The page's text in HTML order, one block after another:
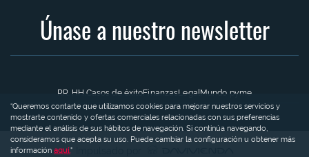
Únase a nuestro newsletter
RR. HH. Casos de éxitoFinanzasLegalMundo pyme
“Queremos contarte que utilizamos cookies para mejorar nuestros servicios y
mostrarte contenido y ofertas comerciales relacionadas con sus preferencias
mediante el análisis de sus hábitos de navegación. Si continúa navegando,
consideramos que acepta su uso. Puede cambiar la configuración u obtener más
información aquí."